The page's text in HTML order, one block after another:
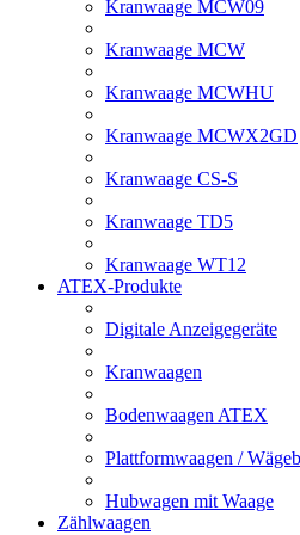
Kranwaage MCW09
Kranwaage MCW
Kranwaage MCWHU
Kranwaage MCWX2GD
Kranwaage CS-S
Kranwaage TD5
Kranwaage WT12
ATEX-Produkte
Digitale Anzeigegeräte
Kranwaagen
Bodenwaagen ATEX
Plattformwaagen /
Hubwagen mit Waage
Zählwaagen